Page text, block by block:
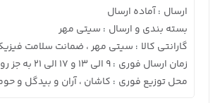
ارسال : آماده ارسال
بسته بندی و ارسال : سیتی مهر
گارانتی کالا : سیتی مهر ، ضمانت سلامت
زمان ارسال فوری : 9 الی 13 و 17 الی 21 به جز روزهای تعطیل
محل توزیع فوری : کاشان ، آران و بیدگل و